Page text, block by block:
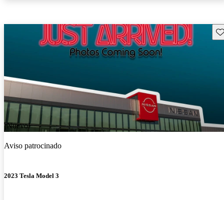
¡Nuevo!
Aviso patrocinado
2023 Tesla Model 3